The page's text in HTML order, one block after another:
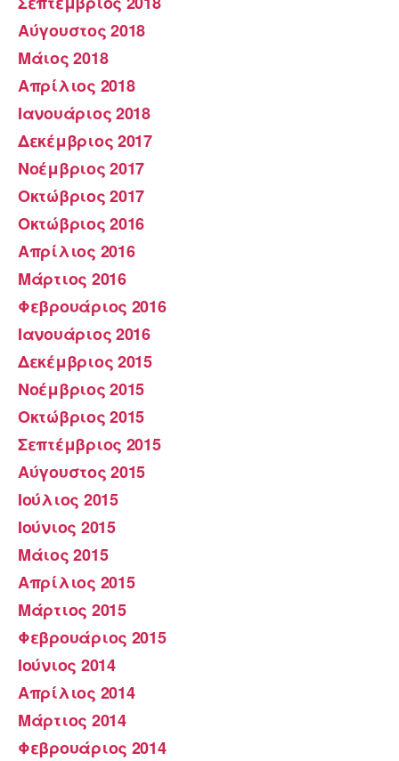
Αύγουστος 2018
Μάιος 2018
Απρίλιος 2018
Ιανουάριος 2018
Δεκέμβριος 2017
Νοέμβριος 2017
Οκτώβριος 2017
Οκτώβριος 2016
Απρίλιος 2016
Μάρτιος 2016
Φεβρουάριος 2016
Ιανουάριος 2016
Δεκέμβριος 2015
Νοέμβριος 2015
Οκτώβριος 2015
Σεπτέμβριος 2015
Αύγουστος 2015
Ιούλιος 2015
Ιούνιος 2015
Μάιος 2015
Απρίλιος 2015
Μάρτιος 2015
Φεβρουάριος 2015
Ιούνιος 2014
Απρίλιος 2014
Μάρτιος 2014
Φεβρουάριος 2014